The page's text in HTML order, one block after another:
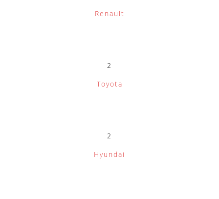
Renault
2
Toyota
2
Hyundai